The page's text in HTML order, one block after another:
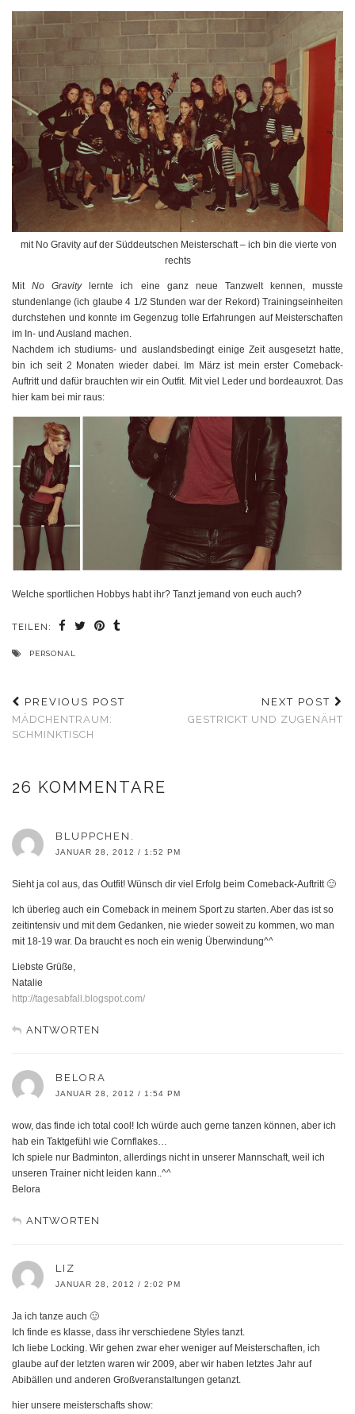
mit No Gravity auf der Süddeutschen Meisterschaft – ich bin die vierte von
rechts
MitNo Gravitylernte ich eine ganz neue Tanzwelt kennen, musste
stundenlange (ich glaube 4 1/2 Stunden war der Rekord) Trainingseinheiten
durchstehen und konnte im Gegenzug tolle Erfahrungen auf Meisterschaften
im In- und Ausland machen.
Nachdem ich studiums- und auslandsbedingt einige Zeit ausgesetzt hatte,
bin ich seit 2 Monaten wieder dabei. Im März ist mein erster Comeback-
Auftritt und dafür brauchten wir ein Outfit. Mit viel Leder und bordeauxrot. Das
hier kam bei mir raus:
Welche sportlichen Hobbys habt ihr? Tanzt jemand von euch auch?
TEILEN:
PERSONAL
PREVIOUS POST
MÄDCHENTRAUM:
SCHMINKTISCH
NEXT POST
GESTRICKT UND ZUGENÄHT
26 KOMMENTARE
BLUPPCHEN.
JANUAR 28, 2012 / 1:52 PM
Sieht ja col aus, das Outfit! Wünsch dir viel Erfolg beim Comeback-Auftritt 🙂
Ich überleg auch ein Comeback in meinem Sport zu starten. Aber das ist so
zeitintensiv und mit dem Gedanken, nie wieder soweit zu kommen, wo man
mit 18-19 war. Da braucht es noch ein wenig Überwindung^^
Liebste Grüße,
Natalie
http://tagesabfall.blogspot.com/
ANTWORTEN
BELORA
JANUAR 28, 2012 / 1:54 PM
wow, das finde ich total cool! Ich würde auch gerne tanzen können, aber ich
hab ein Taktgefühl wie Cornflakes…
Ich spiele nur Badminton, allerdings nicht in unserer Mannschaft, weil ich
unseren Trainer nicht leiden kann..^^
Belora
ANTWORTEN
LIZ
JANUAR 28, 2012 / 2:02 PM
Ja ich tanze auch 🙂
Ich finde es klasse, dass ihr verschiedene Styles tanzt.
Ich liebe Locking. Wir gehen zwar eher weniger auf Meisterschaften, ich
glaube auf der letzten waren wir 2009, aber wir haben letztes Jahr auf
Abibällen und anderen Großveranstaltungen getanzt.
hier unsere meisterschafts show: